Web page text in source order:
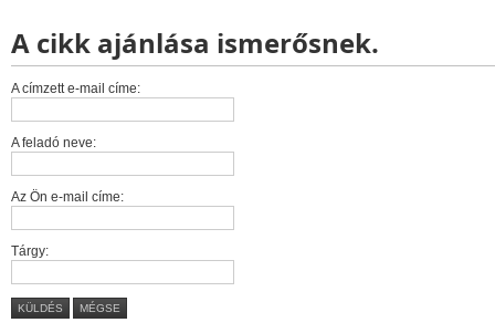
A cikk ajánlása ismerősnek.
A címzett e-mail címe:
A feladó neve:
Az Ön e-mail címe:
Tárgy:
KÜLDÉS MÉGSE